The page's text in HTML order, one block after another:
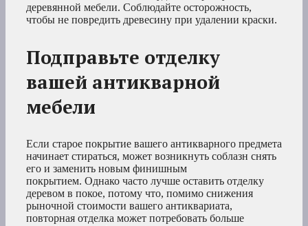
деревянной мебели. Соблюдайте осторожность,
чтобы не повредить древесину при удалении краски.
Подправьте отделку
вашей антикварной
мебели
Если старое покрытие вашего антикварного предмета
начинает стираться, может возникнуть соблазн снять
его и заменить новым финишным
покрытием. Однако часто лучше оставить отделку
деревом в покое, потому что, помимо снижения
рыночной стоимости вашего антиквариата,
повторная отделка может потребовать больше